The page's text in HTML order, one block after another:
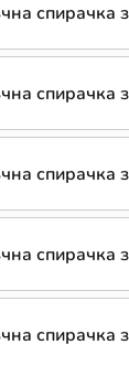
спирачка
спирачка
спирачка
спирачка
спирачка